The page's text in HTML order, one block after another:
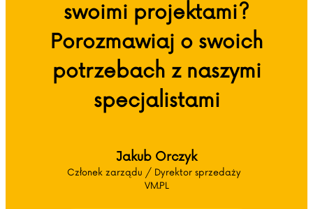
swoimi projektami?
Porozmawiaj o swoich
potrzebach z naszymi
specjalistami
Jakub Orczyk
Członek zarządu / Dyrektor sprzedaży
VM.PL